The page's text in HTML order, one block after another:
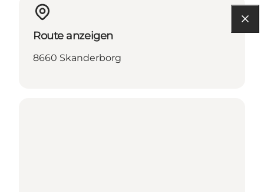
Route anzeigen
8660 Skanderborg